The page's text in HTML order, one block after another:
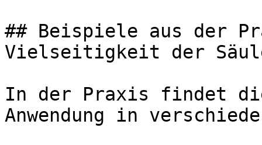
## Beispiele aus der
Vielseitigkeit der
In der Praxis findet die
Anwendung in